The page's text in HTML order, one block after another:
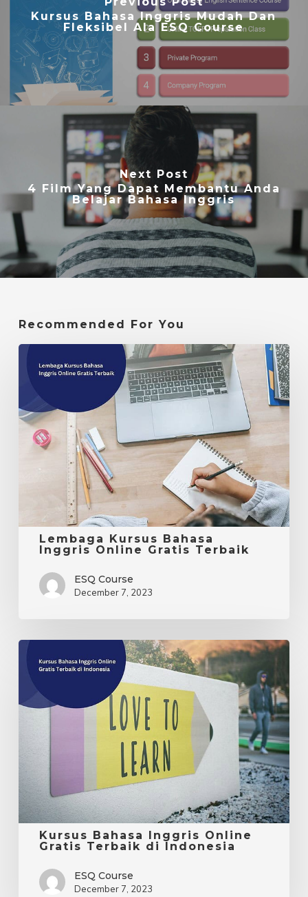
Kursus Bahasa Inggris Mudah Dan
Fleksibel Ala ESQ Course
Next Post
4 Film Yang Dapat Membantu Anda
Belajar Bahasa Inggris
Recommended For You
Lembaga
Kursus
Bahasa
Inggris
Online
Gratis
Terbaik
Lembaga Kursus Bahasa
Inggris Online Gratis Terbaik
ESQ Course
December 7, 2023
Kursus
Bahasa
Inggris
Online
Indonesia
Kursus Bahasa Inggris Online
Gratis Terbaik di Indonesia
ESQ Course
December 7, 2023